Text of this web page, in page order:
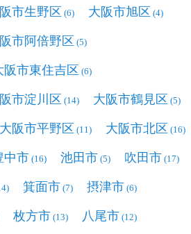
市生野区 (6) 大阪市旭区 (4)
市阿倍野区 (5)
阪市東住吉区 (6)
市淀川区 (14) 大阪市鶴見区 (5)
大阪市平野区 (11) 大阪市北区 (16)
中市 (16) 池田市 (5) 吹田市 (17)
箕面市 (7) 摂津市 (6)
枚方市 (13) 八尾市 (12)